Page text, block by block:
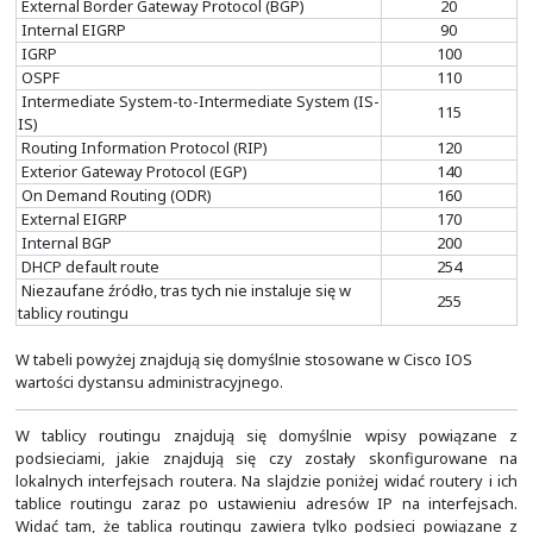
Na slajdzie widać przykładowy wynik wykonania
route" na routerze, który podłączony jest do sieci
PPPoE (PPP over Ethernet). Stąd interfejs "Dialer1"
bramy domyślnej. Znajdują się tam też inne wpisy
na czerwonawym tle z oznaczeniem "S" od Static.
domyślnej dodatkowo posiada znaczek gwiazdy "*"
to brama domyślna ustawiona w sposób statyczny. W
widać sieci bezpośrednio przyłączone, powiązane z
są ustawione na interfejsach routera. Są one
niebieskawym tle. Przy wpisach tych mamy oznaczenie
oznaczone "C" dotyczą podsieci, a "L" konkretnego
podsieci, jaki jest ustawiony lokalnie na interfejsie
tego mamy tam trasy uzyskane za
dynamicznego, a dokładnie protokołu OSPF. Są one
zielonawym tle. Widać, że router korzysta z protokołu